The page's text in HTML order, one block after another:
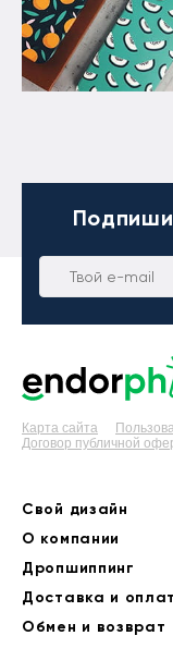
Карта сайта
Договор публичной
Свой дизайн
О компании
Дропшиппинг
Доставка и
Обмен и возврат